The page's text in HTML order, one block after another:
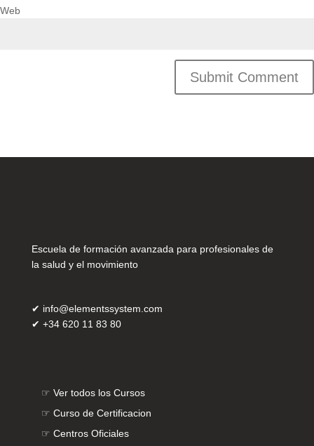
Web
Escuela de formación avanzada para profesionales de
la salud y el movimiento
✔ info@elementssystem.com
✔ +34 620 11 83 80
☞ Ver todos los Cursos
☞ Curso de Certificacion
☞ Centros Oficiales